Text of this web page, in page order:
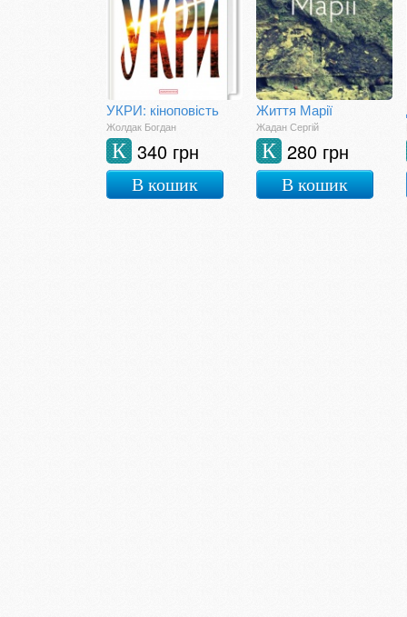
УКРИ: кіноповість
Жолдак Богдан
340 грн
К
В кошик
Життя Марії
Жадан Сергій
280 грн
К
В кошик